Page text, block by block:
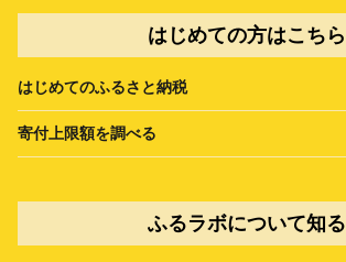
はじめての方はこちら
はじめてのふるさと納税
寄付上限額を調べる
ふるラボについて知る